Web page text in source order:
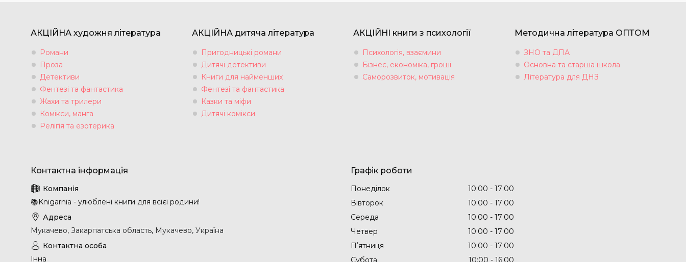
АКЦІЙНА художня література
Романи
Проза
Детективи
Фентезі та фантастика
Жахи та трилери
Комікси, манга
Релігія та езотерика
АКЦІЙНА дитяча література
Пригодницькі романи
Дитячі детективи
Книги для найменших
Фентезі та фантастика
Казки та міфи
Дитячі комікси
АКЦІЙНІ книги з психології
Психологія, взаємини
Бізнес, економіка, гроші
Саморозвиток, мотивація
Методична література ОПТОМ
ЗНО та ДПА
Основна та старша школа
Література для ДНЗ
📚Knigarnia - улюблені книги для всієї родини!
Мукачево, Закарпатська область, Мукачево, Україна
Інна
Графік роботи
Понеділок 10:00
17:00
Вівторок
10:00
17:00
Середа
10:00
17:00
Четвер
10:00
17:00
Пʼятниця
10:00
17:00
Субота
10:00 16:00